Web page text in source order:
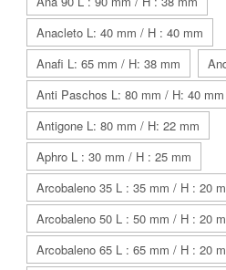
Anacleto L: 40 mm / H : 40 mm
Anafi L: 65 mm / H: 38 mm
Anti Paschos L: 80 mm / H: 40 mm
Antigone L: 80 mm / H: 22 mm
Aphro L : 30 mm / H : 25 mm
Arcobaleno 35 L : 35 mm / H : 20
Arcobaleno 50 L : 50 mm / H : 20
Arcobaleno 65 L : 65 mm / H : 20